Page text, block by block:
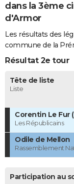
dans la 3ème
d'Armor
Les résultats des
commune de la
Résultat 2e tour
Tête de liste
Liste
Corentin Le Fur
Les Républicains
Odile de Mellon
Rassemblement
Participation au